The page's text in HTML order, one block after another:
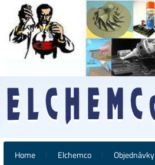
Home Elchemco Objednávky